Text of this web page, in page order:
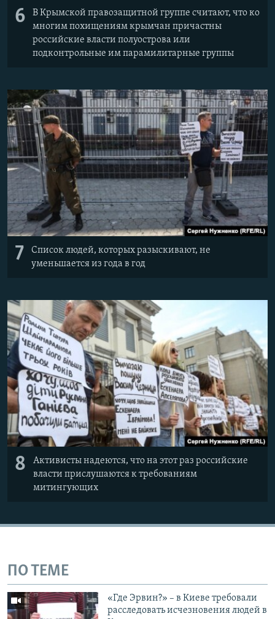
6
В Крымской правозащитной группе считают, что ко
многим похищениям крымчан причастны
российские власти полуострова или
подконтрольные им парамилитарные группы
7
Список людей, которых разыскивают, не
уменьшается из года в год
8
Активисты надеются, что на этот раз российские
власти прислушаются к требованиям
митингующих
ПО ТЕМЕ
«Где Эрвин?» – в Киеве требовали
расследовать исчезновения людей в